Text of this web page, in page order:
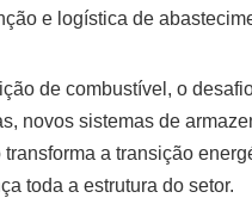
e logística de
de combustível, o
novos sistemas de
a transição
toda a estrutura do setor.